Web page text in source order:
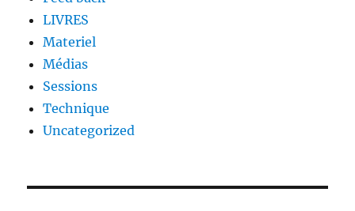
LIVRES
Materiel
Médias
Sessions
Technique
Uncategorized